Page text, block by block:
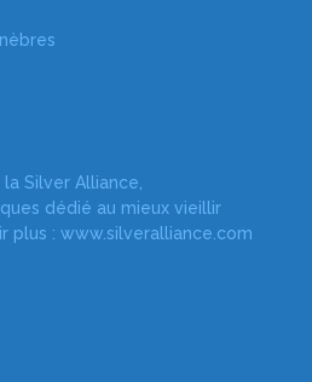
Silver Alliance,
dédié au mieux vieillir
plus : www.silveralliance.com